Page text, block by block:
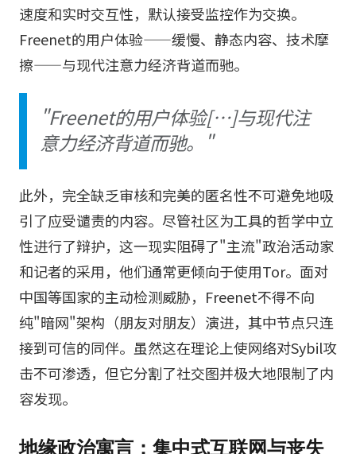
速度和实时交互性，默认接受监控作为交换。
Freenet的用户体验——缓慢、静态内容、技术摩
擦——与现代注意力经济背道而驰。
"Freenet的用户体验[…]与现代注
意力经济背道而驰。"
此外，完全缺乏审核和完美的匿名性不可避免地吸
引了应受谴责的内容。尽管社区为工具的哲学中立
性进行了辩护，这一现实阻碍了"主流"政治活动家
和记者的采用，他们通常更倾向于使用Tor。面对
中国等国家的主动检测威胁，Freenet不得不向
纯"暗网"架构（朋友对朋友）演进，其中节点只连
接到可信的同伴。虽然这在理论上使网络对Sybil攻
击不可渗透，但它分割了社交图并极大地限制了内
容发现。
地缘政治寓言：集中式互联网与丧失